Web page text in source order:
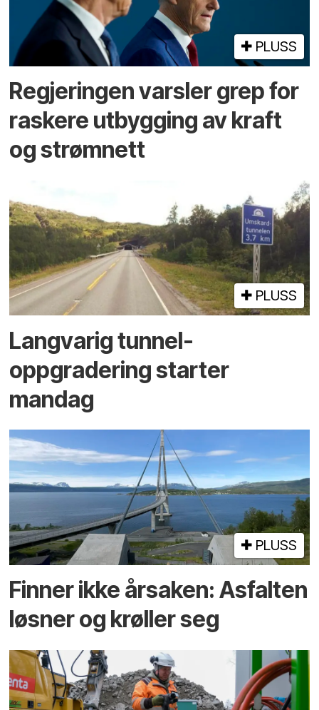
PLUSS
Regjeringen varsler grep for
raskere utbygging av kraft
og strømnett
PLUSS
Langvarig tunnel­
oppgradering starter
mandag
PLUSS
Finner ikke årsaken: Asfalten
løsner og krøller seg